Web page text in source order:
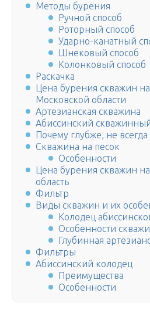
Методы бурения
Ручной способ
Роторный способ
Ударно-канатный
Шнековый способ
Колонковый способ
Раскачка
Цена бурения скважин
Московской области
Артезианская скважина
Абиссинский
Почему глубже, не
Скважина на песок
Особенности
Цена бурения скважин
область
Фильтр
Виды скважин и их
Колодец
Особенности
Глубинная
Фильтры
Абиссинский колодец
Преимущества
Особенности